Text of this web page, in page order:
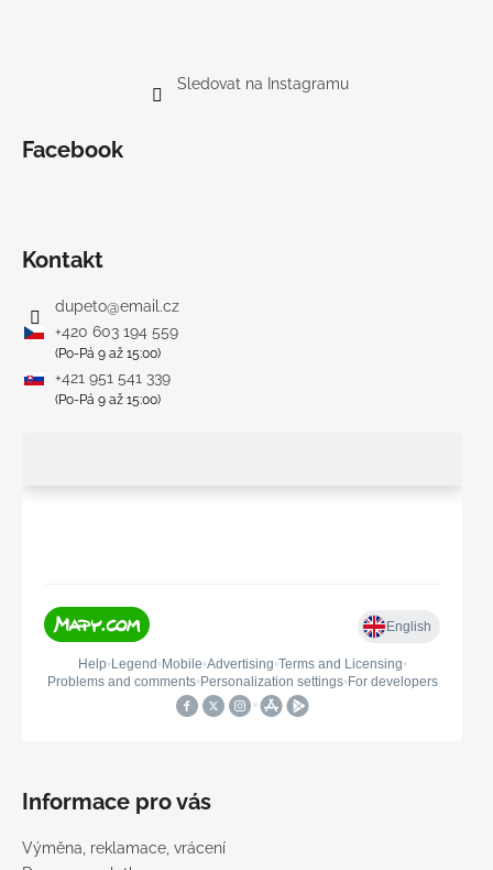
Sledovat na Instagramu
Facebook
Kontakt
dupeto@email.cz
+420 603 194 559
(Po-Pá 9 až 15:00)
+421 951 541 339
(Po-Pá 9 až 15:00)
Informace pro vás
Výměna, reklamace, vrácení